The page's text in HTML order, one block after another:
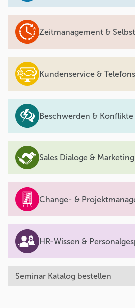
Zeitmanagement &
Kundenservice &
Beschwerden & Konflikte
Sales Dialoge & Marketing
Change- &
HR-Wissen &
Seminar Katalog bestellen